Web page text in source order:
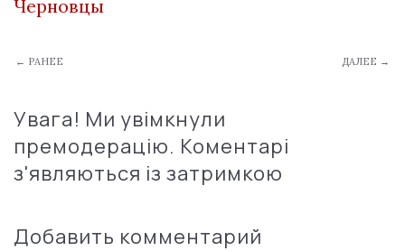
Черновцы
← РАНЕЕ ДАЛЕЕ →
Увага! Ми увімкнули
премодерацію. Коментарі
з'являються із затримкою
Добавить комментарий